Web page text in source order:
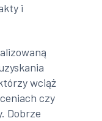
i
wciąż
czy
Dobrze